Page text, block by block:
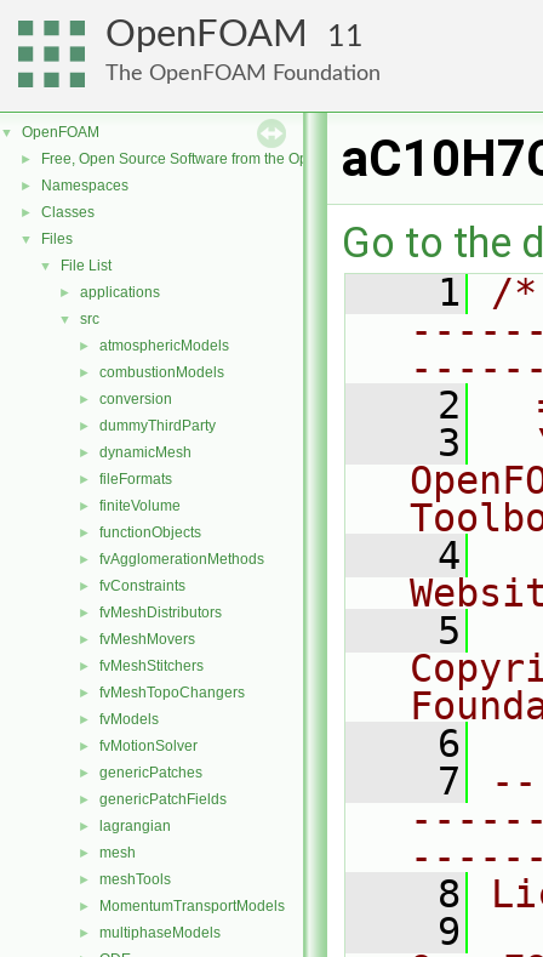
OpenFOAM 11
The OpenFOAM Foundation
▼ OpenFOAM
► Free, Open Source Software from the OpenFOAM Foundation
► Namespaces
► Classes
▼ Files
▼ File List
► applications
▼ src
► atmosphericModels
► combustionModels
► conversion
► dummyThirdParty
► dynamicMesh
► fileFormats
► finiteVolume
► functionObjects
► fvAgglomerationMethods
► fvConstraints
► fvMeshDistributors
► fvMeshMovers
► fvMeshStitchers
► fvMeshTopoChangers
► fvModels
► fvMotionSolver
► genericPatches
► genericPatchFields
► lagrangian
► mesh
► meshTools
► MomentumTransportModels
► multiphaseModels
Go to the
    1
/
    2
    3
    4
    5
    6
    7
    8
    9